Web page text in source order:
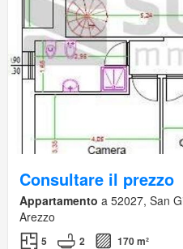
Consultare il prezzo
Appartamento a 52027, San
Arezzo
5 2 170 m²